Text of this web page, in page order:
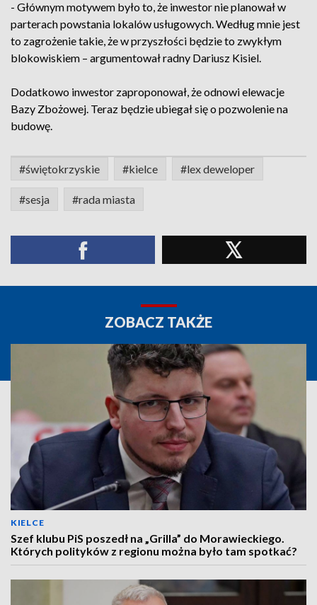
- Głównym motywem było to, że inwestor nie planował w
parterach powstania lokalów usługowych. Według mnie jest
to zagrożenie takie, że w przyszłości będzie to zwykłym
blokowiskiem – argumentował radny Dariusz Kisiel.
Dodatkowo inwestor zaproponował, że odnowi elewacje
Bazy Zbożowej. Teraz będzie ubiegał się o pozwolenie na
budowę.
#świętokrzyskie #kielce #lex deweloper
#sesja #rada miasta
ZOBACZ TAKŻE
KIELCE
Szef klubu PiS poszedł na „Grilla” do Morawieckiego.
Których polityków z regionu można było tam spotkać?